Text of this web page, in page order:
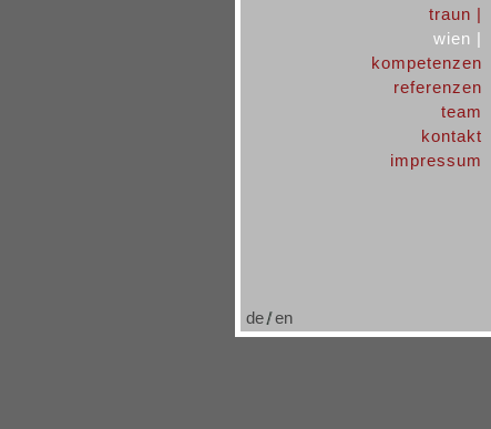
de en
traun |
wien |
kompetenzen
referenzen
team
kontakt
impressum